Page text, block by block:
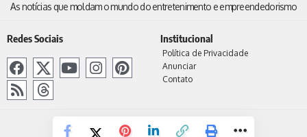
As notícias que moldam o mundo do entretenimento e empreendedorismo
Redes Sociais Institucional
Política de Privacidade
Anunciar
Contato